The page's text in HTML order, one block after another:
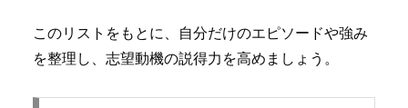
このリストをもとに、自分だけのエピソードや強み
を整理し、志望動機の説得力を高めましょう。